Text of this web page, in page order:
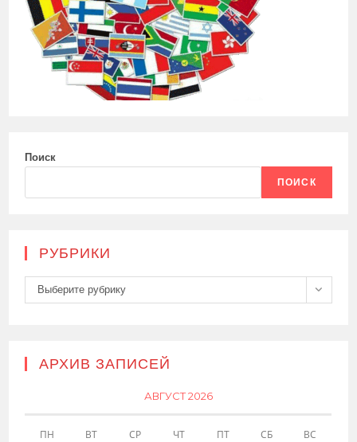
Поиск
ПОИСК
РУБРИКИ
Рубрики
Выберите рубрику
АРХИВ ЗАПИСЕЙ
АВГУСТ 2026
ПН ВТ СР ЧТ ПТ СБ ВС